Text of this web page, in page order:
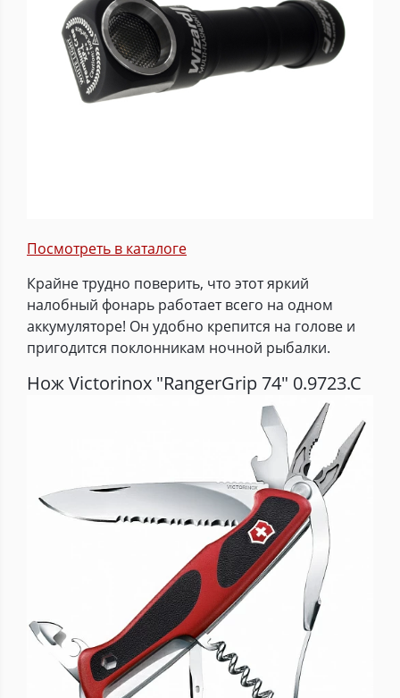
Посмотреть в каталоге
Крайне трудно поверить, что этот яркий
налобный фонарь работает всего на одном
аккумуляторе! Он удобно крепится на голове и
пригодится поклонникам ночной рыбалки.
Нож Victorinox "RangerGrip 74" 0.9723.C